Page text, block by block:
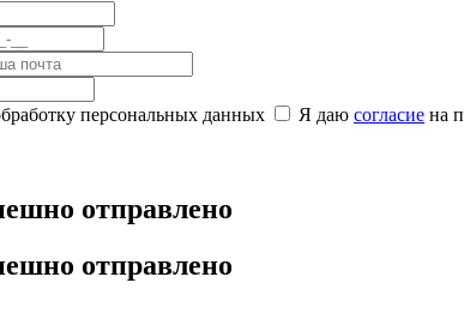
персональных данных Я даю согласие на
отправлено
отправлено